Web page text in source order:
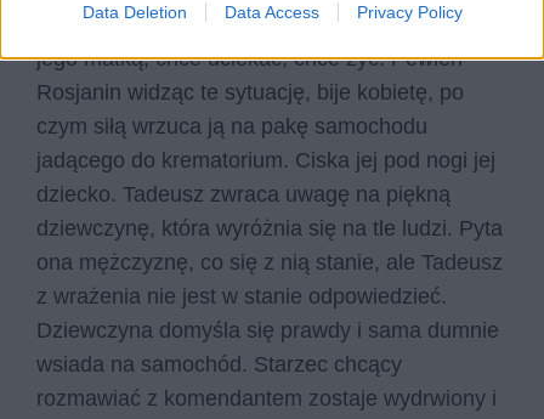
Data Deletion Data Access Privacy Policy
biegnie. Zatrzymana, wypiera się jakoby była
jego matką, chce uciekać, chce żyć. Pewien
Rosjanin widząc te sytuację, bije kobietę, po
czym siłą wrzuca ją na pakę samochodu
jadącego do krematorium. Ciska jej pod nogi jej
dziecko. Tadeusz zwraca uwagę na piękną
dziewczynę, która wyróżnia się na tle ludzi. Pyta
ona mężczyznę, co się z nią stanie, ale Tadeusz
z wrażenia nie jest w stanie odpowiedzieć.
Dziewczyna domyśla się prawdy i sama dumnie
wsiada na samochód. Starzec chcący
rozmawiać z komendantem zostaje wydrwiony i